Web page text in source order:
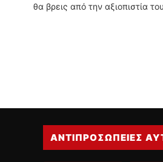
θα βρεις από την αξιοπιστία
ΑΝΤΙΠΡΟΣΩΠΕΙΕΣ